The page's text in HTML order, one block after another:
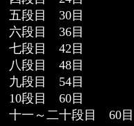
五段目 30目
六段目 36目
七段目 42目
八段目 48目
九段目 54目
10段目 60目
十一～二十段目 60目